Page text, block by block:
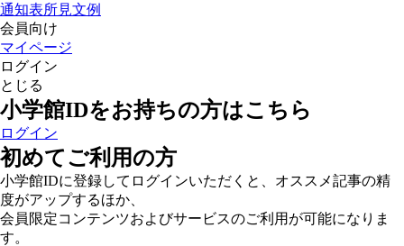
通知表所見文例
会員向け
マイページ
ログイン
とじる
小学館IDをお持ちの方はこちら
ログイン
初めてご利用の方
小学館IDに登録してログインいただくと、オススメ記事の精
度がアップするほか、
会員限定コンテンツおよびサービスのご利用が可能になりま
す。